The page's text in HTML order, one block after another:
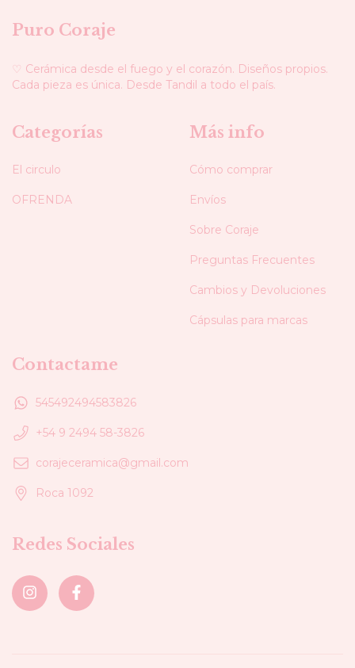
Puro Coraje
♡ Cerámica desde el fuego y el corazón. Diseños propios.
Cada pieza es única. Desde Tandil a todo el país.
Categorías
El circulo
OFRENDA
Más info
Cómo comprar
Envíos
Sobre Coraje
Preguntas Frecuentes
Cambios y Devoluciones
Cápsulas para marcas
Contactame
545492494583826
+54 9 2494 58-3826
corajeceramica@gmail.com
Roca 1092
Redes Sociales